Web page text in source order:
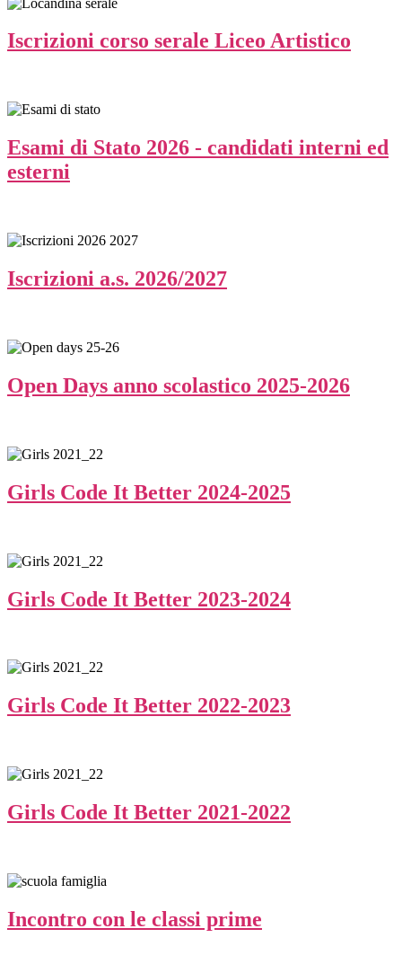
Iscrizioni corso serale Liceo Artistico
Esami di Stato 2026 - candidati interni ed
esterni
Iscrizioni a.s. 2026/2027
Open Days anno scolastico 2025-2026
Girls Code It Better 2024-2025
Girls Code It Better 2023-2024
Girls Code It Better 2022-2023
Girls Code It Better 2021-2022
Incontro con le classi prime